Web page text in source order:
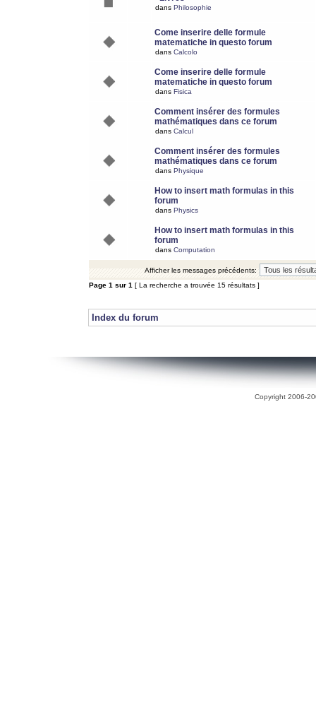
dans Philosophie
Come inserire delle formule
matematiche in questo forum
dans Calcolo
Come inserire delle formule
matematiche in questo forum
dans Fisica
Comment insérer des formules
mathématiques dans ce forum
dans Calcul
Comment insérer des formules
mathématiques dans ce forum
dans Physique
How to insert math formulas in this
forum
dans Physics
How to insert math formulas in this
forum
dans Computation
Afficher les messages précédents:
Page 1 sur 1 [ La recherche a trouvée 15 résultats ]
Index du forum
Copyright 2006-